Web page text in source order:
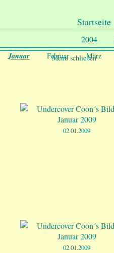
Startseite
2004
Januar
Februar März
Menu schließen
02.01.2009
02.01.2009